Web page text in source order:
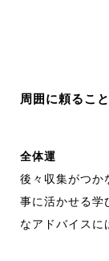
周囲に頼るこ
全体運
後々収集がつか
事に活かせる学
なアドバイスに